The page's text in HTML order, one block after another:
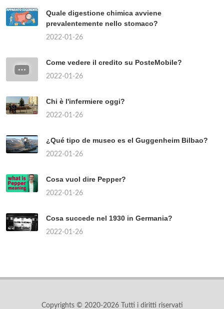
Quale digestione chimica avviene
prevalentemente nello stomaco?
2022-01-26
Come vedere il credito su PosteMobile?
2022-01-26
Chi è l'infermiere oggi?
2022-01-26
¿Qué tipo de museo es el Guggenheim Bilbao?
2022-01-26
Cosa vuol dire Pepper?
2022-01-26
Cosa succede nel 1930 in Germania?
2022-01-26
Copyrights © 2020-2026 Tutti i diritti riservati